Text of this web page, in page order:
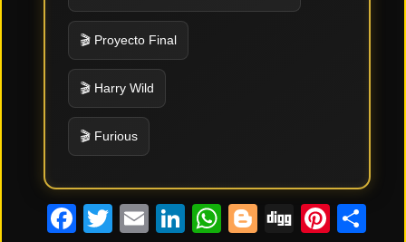
🎬 Proyecto Final
🎬 Harry Wild
🎬 Furious
Facebook
Twitter
EmailLinkedIn
WhatsApp
Blogger
Digg